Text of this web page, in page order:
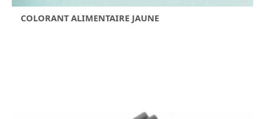
COLORANT ALIMENTAIRE JAUNE